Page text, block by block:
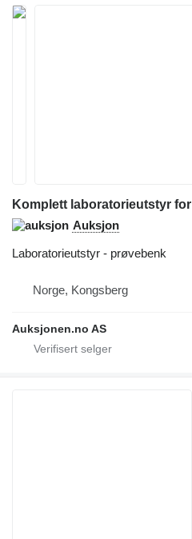
Auksjon
Laboratorieutstyr - prøvebenk
Norge, Kongsberg
Auksjonen.no AS